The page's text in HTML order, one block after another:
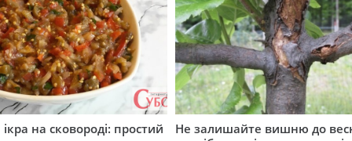
на сковороді: простий
Не залишайте вишню до